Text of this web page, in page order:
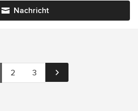
Nachricht
2 3